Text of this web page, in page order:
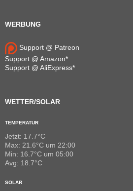
WERBUNG
Support @ Patreon
Support @ Amazon*
Support @ AliExpress*
WETTER/SOLAR
TEMPERATUR
Jetzt: 17.7°C
Max: 21.6°C um 22:00
Min: 16.7°C um 05:00
Avg: 18.7°C
SOLAR